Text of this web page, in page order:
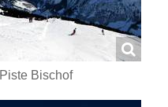
Piste Bischof